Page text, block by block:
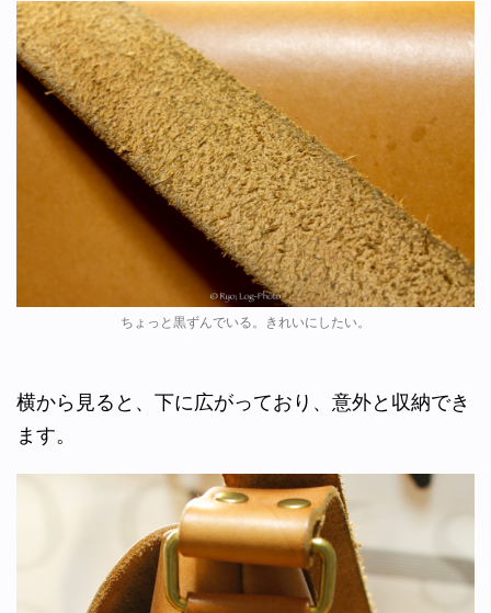
ちょっと黒ずんでいる。きれいにしたい。
横から見ると、下に広がっており、意外と収納でき
ます。